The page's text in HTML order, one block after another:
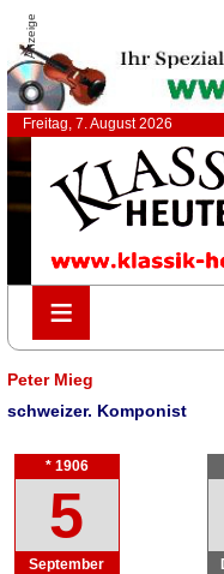
Anzeige
Freitag, 7. August 2026
≡
≡
Peter Mieg
schweizer. Komponist
* 1906
5
September